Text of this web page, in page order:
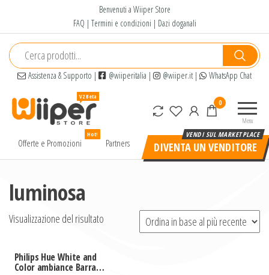
contenuto
Benvenuti a Wiiper Store
FAQ | Termini e condizioni | Dazi doganali
Assistenza & Supporto | @wiiperitalia | @wiiper.it| WhatsApp Chat
alta
Menu
0
Offerte e Promozioni
Hot!
Partners DIVENTA UN VENDITORE
luminosa
Visualizzazione del risultato
Philips Hue White and
Color ambiance Barra